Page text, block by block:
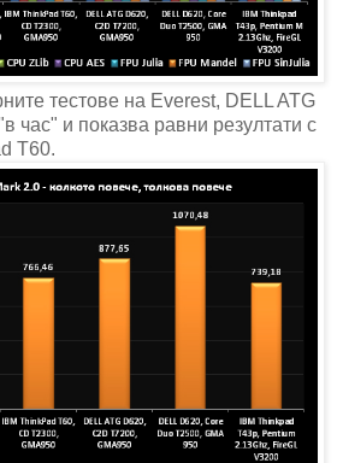
тестове на Everest, DELL ATG
час" и показва равни резултати с
T60.